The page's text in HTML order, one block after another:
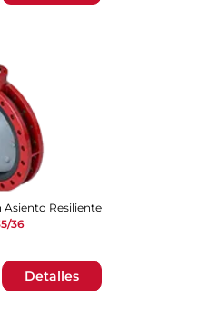
Detalles
Asiento Resiliente
36